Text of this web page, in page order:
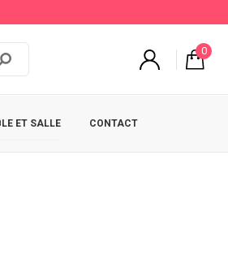
0
ET SALLE CONTACT